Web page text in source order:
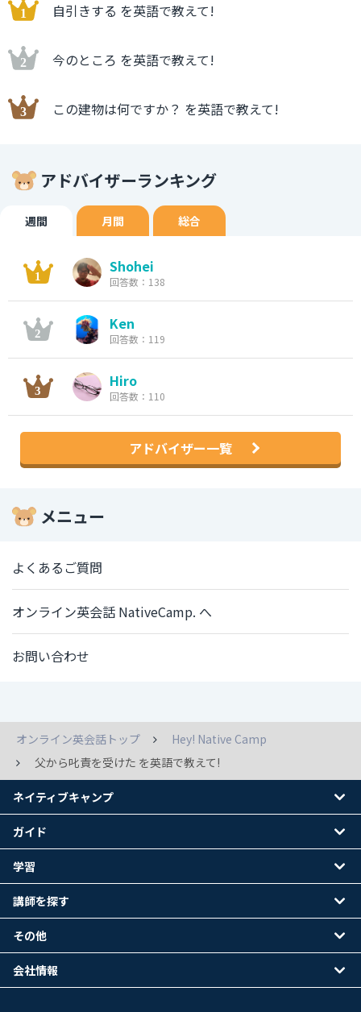
自引きする を英語で教えて!
今のところ を英語で教えて!
この建物は何ですか？ を英語で教えて!
アドバイザーランキング
週間 月間 総合
Shohei
回答数：138
Ken
回答数：119
Hiro
回答数：110
アドバイザー一覧
メニュー
よくあるご質問
オンライン英会話 NativeCamp. へ
お問い合わせ
オンライン英会話トップ
Hey! Native Camp
父から叱責を受けた を英語で教えて!
ネイティブキャンプ
ガイド
学習
講師を探す
その他
会社情報